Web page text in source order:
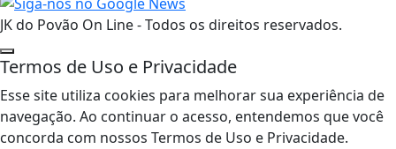
JK do Povão On Line - Todos os direitos reservados.
Termos de Uso e Privacidade
Esse site utiliza cookies para melhorar sua experiência de
navegação. Ao continuar o acesso, entendemos que você
concorda com nossos Termos de Uso e Privacidade.